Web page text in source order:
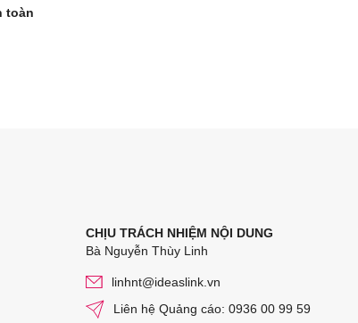
toàn
CHỊU TRÁCH NHIỆM NỘI DUNG
Bà Nguyễn Thùy Linh
linhnt@ideaslink.vn
Liên hệ Quảng cáo: 0936 00 99 59